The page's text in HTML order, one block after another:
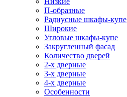
П-образные
Радиусные шкафы-купе
Широкие
Угловые шкафы-купе
Закругленный фасад
Количество дверей
2-х дверные
3-х дверные
4-х дверные
Особенности